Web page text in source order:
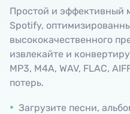
Простой и эффективный
Spotify,
высококачественного
извлекайте и
MP3, M4A, WAV, FLAC,
потерь.
Загрузите песни,